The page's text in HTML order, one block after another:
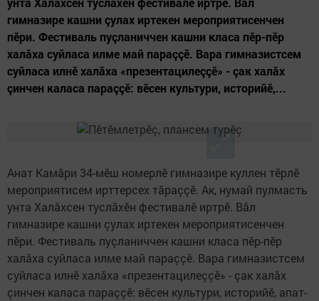
гимназире кашни çулах иртекен мероприятисенчен
пӗри. Фестиваль пуçланиччен кашни класа пӗр-пӗр
халăха суйласа илме май параççӗ. Вара гимназистсем
суйласа илнӗ халăха «презентацилеççӗ» - çак халăх
çинчен каласа параççӗ: вӗсен культури, историйӗ,...
Анат Камăри 34-мӗш номерлӗ гимназире куллен тӗрлӗ
мероприятисем ирттерсех тăраççӗ. Ак, нумай пулмасть
унта Халăхсен туслăхӗн фестивалӗ иртрӗ. Вăл
гимназире кашни çулах иртекен мероприятисенчен
пӗри. Фестиваль пуçланиччен кашни класа пӗр-пӗр
халăха суйласа илме май параççӗ. Вара гимназистсем
суйласа илнӗ халăха «презентацилеççӗ» - çак халăх
çинчен каласа параççӗ: вӗсен культури, историйӗ, апат-